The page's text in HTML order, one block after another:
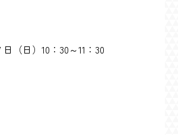
（日）10：30～11：30